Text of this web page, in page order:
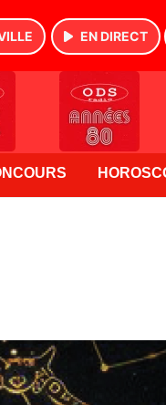
EN DIRECT